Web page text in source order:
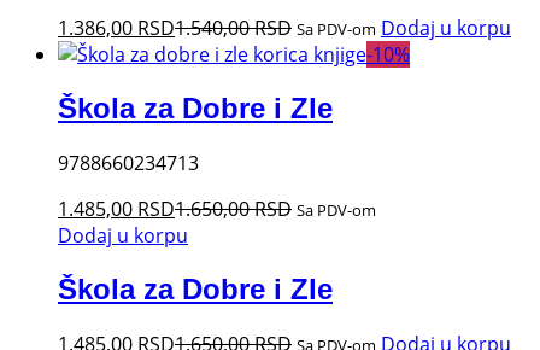
1.386,00 RSD1.540,00RSD Sa PDV-om Dodaj u korpu
-10%
Škola za Dobre i Zle
9788660234713
1.485,00 RSD1.650,00RSD Sa PDV-om
Dodaj u korpu
Škola za Dobre i Zle
1.485,00 RSD1.650,00RSD Sa PDV-om Dodaj u korpu